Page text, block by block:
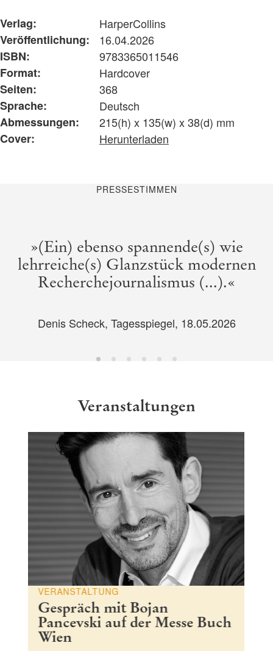
Verlag:
HarperCollins
Veröffentlichung:
16.04.2026
ISBN:
9783365011546
Format:
Hardcover
Seiten:
368
Sprache:
Deutsch
Abmessungen:
215(h) x 135(w) x 38(d) mm
Cover:
Herunterladen
PRESSESTIMMEN
»(Ein) ebenso spannende(s) wie
lehrreiche(s) Glanzstück modernen
Recherchejournalismus (...).«
Denis Scheck, Tagesspiegel, 18.05.2026
Veranstaltungen
VERANSTALTUNG
Gespräch mit Bojan
Pancevski auf der Messe Buch
Wien